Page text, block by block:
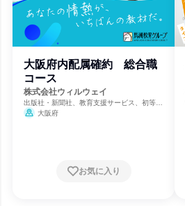
大阪府内配属確約 総合職
コース
株式会社ウィルウェイ
出版社・新聞社、教育支援サービス、初等・
中等教育学校
大阪府
お気に入り